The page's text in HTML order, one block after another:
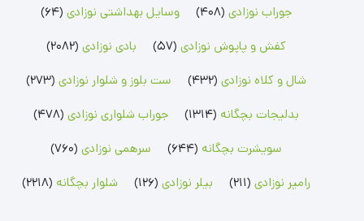
جوراب نوزادی (408) وسایل بهداشتی نوزادی (64)
کفش و پاپوش نوزادی (57) بادی نوزادی (2082)
شال و کلاه نوزادی (432) ست بلوز و شلوار نوزادی (273)
بدلیجات بچگانه (1314) جوراب شلواری نوزادی (478)
سویشرت بچگانه (644) سرهمی نوزادی (760)
رامپر نوزادی (211) بیلر نوزادی (126) شلوار بچگانه (2218)